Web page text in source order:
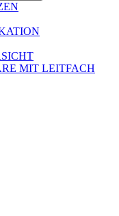
MIT LEITFACH